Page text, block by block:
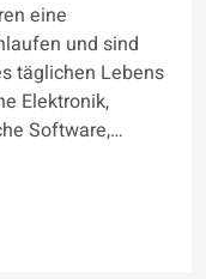
eine
und sind
täglichen Lebens
Elektronik,
Software,…